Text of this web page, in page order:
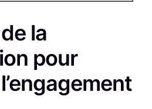
la
pour